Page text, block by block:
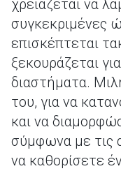
χρειάζεται να
συγκεκριμένες
επισκέπτεται
ξεκουράζεται
διαστήματα.
του, για να
και να
σύμφωνα με τις
να καθορίσετε